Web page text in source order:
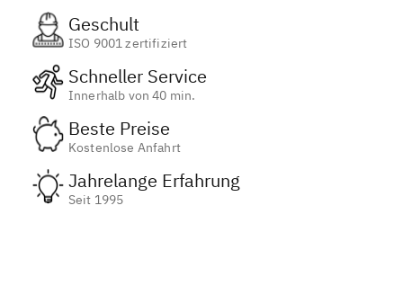
Geschult
ISO 9001 zertifiziert
Schneller Service
Innerhalb von 40 min.
Beste Preise
Kostenlose Anfahrt
Jahrelange Erfahrung
Seit 1995